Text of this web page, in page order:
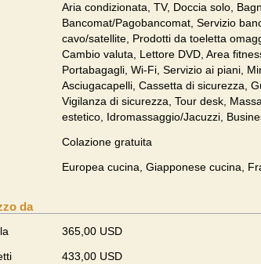
Aria condizionata, TV, Doccia solo,
Bancomat/Pagobancomat, Servizio
cavo/satellite, Prodotti da toeletta
Cambio valuta, Lettore DVD, Area
Portabagagli, Wi-Fi, Servizio ai piani,
Asciugacapelli, Cassetta di sicurezza,
Vigilanza di sicurezza, Tour desk,
estetico, Idromassaggio/Jacuzzi,
Colazione gratuita
Europea cucina, Giapponese cucina,
da
365,00 USD
433,00 USD